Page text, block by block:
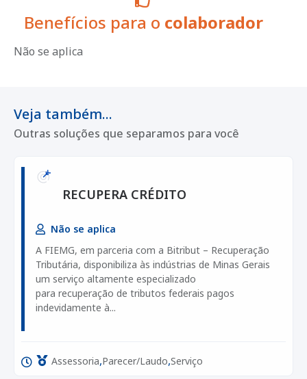
Benefícios para o colaborador
Não se aplica
Veja também...
Outras soluções que separamos para você
RECUPERA CRÉDITO
Não se aplica
A FIEMG, em parceria com a Bitribut – Recuperação
Tributária, disponibiliza às indústrias de Minas Gerais
um serviço altamente especializado
para recuperação de tributos federais pagos
indevidamente à...
Assessoria,Parecer/Laudo,Serviço